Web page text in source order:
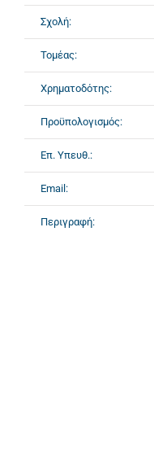
Σχολή:
Τομέας:
Χρηματοδότης:
Προϋπολογισμός:
Επ. Υπευθ.:
Email:
Περιγραφή: